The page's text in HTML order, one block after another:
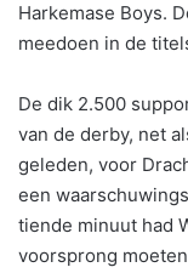
Harkemase Boys.
meedoen in de
De dik 2.500
van de derby, net
geleden, voor
een
tiende minuut had
voorsprong